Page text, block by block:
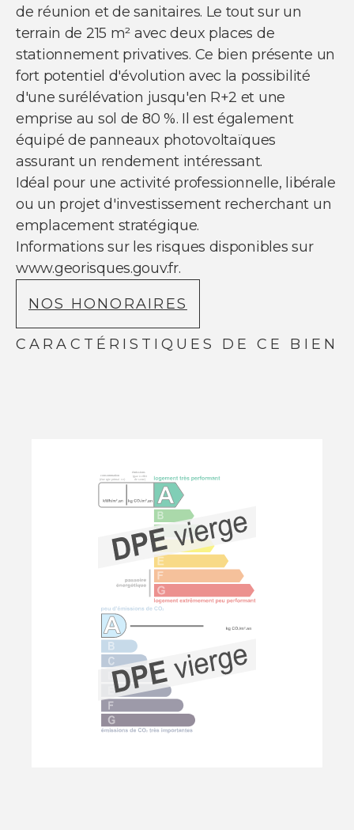
de réunion et de sanitaires. Le tout sur un
terrain de 215 m² avec deux places de
stationnement privatives. Ce bien présente un
fort potentiel d'évolution avec la possibilité
d'une surélévation jusqu'en R+2 et une
emprise au sol de 80 %. Il est également
équipé de panneaux photovoltaïques
assurant un rendement intéressant.
Idéal pour une activité professionnelle, libérale
ou un projet d'investissement recherchant un
emplacement stratégique.
Informations sur les risques disponibles sur
www.georisques.gouv.fr.
NOS HONORAIRES
CARACTÉRISTIQUES DE CE BIEN
© Copyright 2021 Ci-immo - Tous droits
réservés